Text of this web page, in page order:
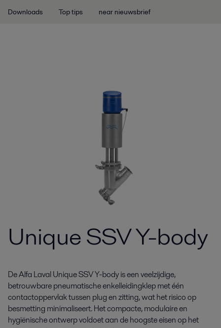
Downloads Top tips near nieuwsbrief
Unique SSV Y-body
De Alfa Laval Unique SSV Y-body is een veelzijdige,
betrouwbare pneumatische enkelleidingklep met één
contactoppervlak tussen plug en zitting, wat het risico op
besmetting minimaliseert. Het compacte, modulaire en
hygiënische ontwerp voldoet aan de hoogste eisen op het